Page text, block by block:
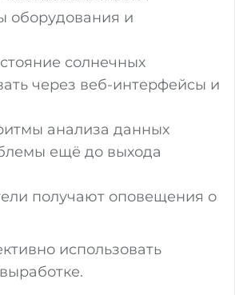
оборудования и
солнечных
через веб-интерфейсы и
анализа данных
ещё до выхода
получают оповещения о
использовать